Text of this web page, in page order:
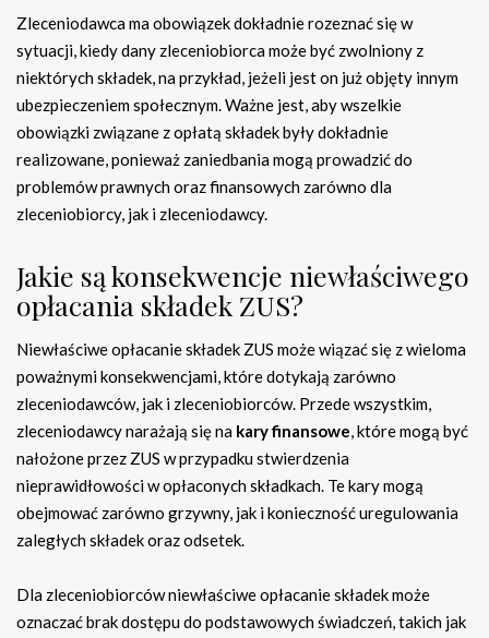
Zleceniodawca ma obowiązek dokładnie rozeznać się w
sytuacji, kiedy dany zleceniobiorca może być zwolniony z
niektórych składek, na przykład, jeżeli jest on już objęty innym
ubezpieczeniem społecznym. Ważne jest, aby wszelkie
obowiązki związane z opłatą składek były dokładnie
realizowane, ponieważ zaniedbania mogą prowadzić do
problemów prawnych oraz finansowych zarówno dla
zleceniobiorcy, jak i zleceniodawcy.
Jakie są konsekwencje niewłaściwego
opłacania składek ZUS?
Niewłaściwe opłacanie składek ZUS może wiązać się z wieloma
poważnymi konsekwencjami, które dotykają zarówno
zleceniodawców, jak i zleceniobiorców. Przede wszystkim,
zleceniodawcy narażają się na kary finansowe, które mogą być
nałożone przez ZUS w przypadku stwierdzenia
nieprawidłowości w opłaconych składkach. Te kary mogą
obejmować zarówno grzywny, jak i konieczność uregulowania
zaległych składek oraz odsetek.
Dla zleceniobiorców niewłaściwe opłacanie składek może
oznaczać brak dostępu do podstawowych świadczeń, takich jak